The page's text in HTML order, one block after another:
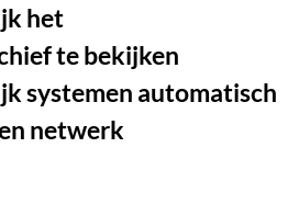
het
te bekijken
systemen automatisch
netwerk